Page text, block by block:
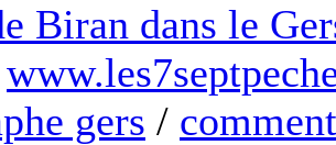
Biran dans le
gers /